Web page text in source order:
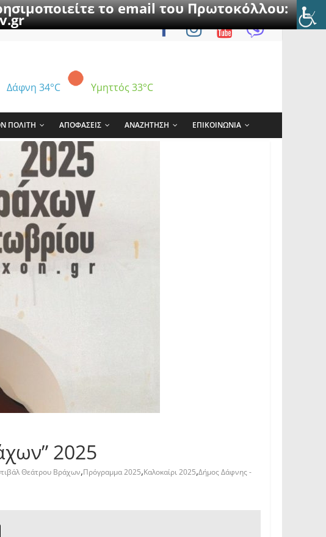
το email του Πρωτοκόλλου:
Δάφνη 34°C Υμηττός 33°C
ΠΟΛΙΤΗ ΑΠΟΦΑΣΕΙΣ ΑΝΑΖΗΤΗΣΗ ΕΠΙΚΟΙΝΩΝΙΑ
2025
Θεάτρου Βράχων,Πρόγραμμα 2025,Καλοκαίρι 2025,Δήμος Δάφνης -